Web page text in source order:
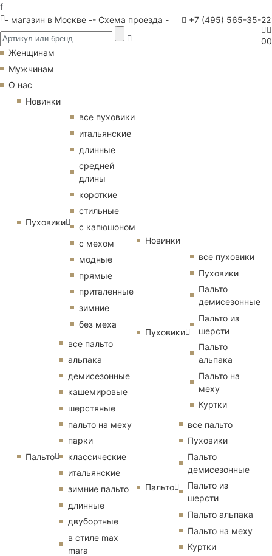
f
- магазин в Москве -- Схема проезда - +7 (495) 565-35-22
00
Женщинам
Мужчинам
О нас
Новинки
Пуховики
все пуховики
итальянские
длинные
средней
длины
короткие
стильные
с капюшоном
с мехом
модные
прямые
приталенные
зимние
без меха
Пальто
все пальто
альпака
демисезонные
кашемировые
шерстяные
пальто на меху
парки
классические
итальянские
зимние пальто
длинные
двубортные
в стиле max
mara
Новинки
Пуховики
все пуховики
Пуховики
Пальто
демисезонные
Пальто из
шерсти
Пальто
альпака
Пальто на
меху
Куртки
Пальто
все пальто
Пуховики
Пальто
демисезонные
Пальто из
шерсти
Пальто альпака
Пальто на меху
Куртки